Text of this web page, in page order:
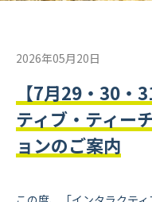
2026年05月20日
【7月29・30・
ティブ・ティー
ョンのご案内